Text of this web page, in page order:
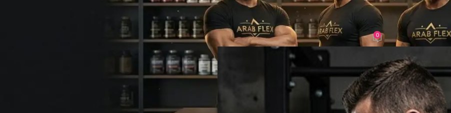
والستيرويدات
ولماذا وكيف تستخدمها
On مارس 31, 2026
0
RECENT COMMENTS